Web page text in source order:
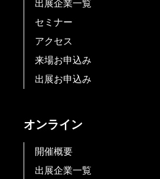
出展企業一覧
セミナー
アクセス
来場お申込み
出展お申込み
オンライン
開催概要
出展企業一覧